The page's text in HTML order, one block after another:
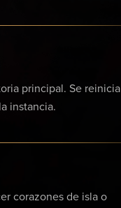
principal. Se reinicia
instancia.
corazones de isla o